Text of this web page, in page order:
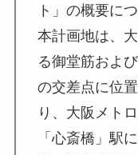
ト」の概要に
本計画地は、
る御堂筋およ
の交差点に位
り、大阪メト
「心斎橋」駅